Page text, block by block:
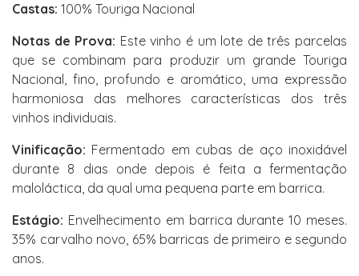
Castas: 100% Touriga Nacional
Notas de Prova: Este vinho é um lote de três parcelas
que se combinam para produzir um grande Touriga
Nacional, fino, profundo e aromático, uma expressão
harmoniosa das melhores características dos três
vinhos individuais.
Vinificação: Fermentado em cubas de aço inoxidável
durante 8 dias onde depois é feita a fermentação
maloláctica, da qual uma pequena parte em barrica.
Estágio: Envelhecimento em barrica durante 10 meses.
35% carvalho novo, 65% barricas de primeiro e segundo
anos.